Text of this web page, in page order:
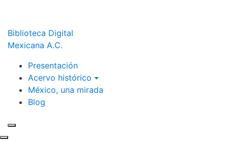
Biblioteca Digital
Mexicana A.C.
Presentación
Acervo histórico
México, una mirada
Blog